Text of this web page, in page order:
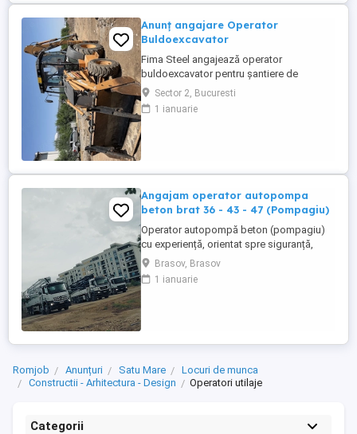
Permis ...
Anunț angajare Operator
Buldoexcavator
Fima Steel angajează operator
buldoexcavator pentru șantiere de
construcții civile și industriale. Cerințe:
Atestat certificat de operator
buldoexcavator (valabil) Experiență
Oferim: ...
Sector 2, Bucuresti
1 ianuarie
Angajam operator autopompa
beton brat 36 - 43 - 47 (Pompagiu)
Operator autopompă beton (pompagiu)
cu experiență, orientat spre siguranță,
eficiență și întreținerea corectă a utilajului.
Atestate și Permis de Conducere: - Permis
auto: Categoriile C, CE (fără incidente
Brasov, Brasov
1 ianuarie
Romjob Anunțuri Satu Mare
Locuri de munca
Constructii - Arhitectura - Design
Operatori utilaje
Categorii